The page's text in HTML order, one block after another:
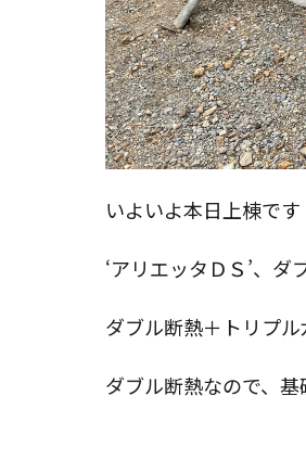
いよいよ本日上棟で
‘アリエッタＤＳ’、ダ
ダブル断熱＋トリプル
ダブル断熱なので、基